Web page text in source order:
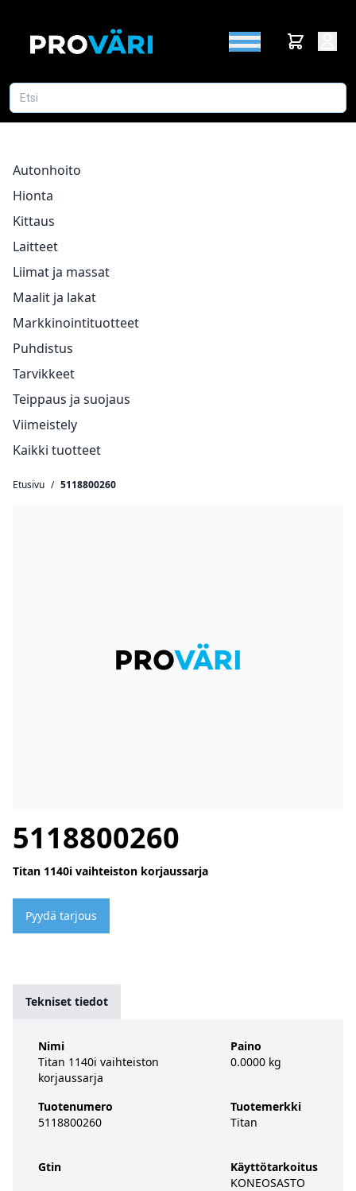
Autonhoito
Hionta
Kittaus
Laitteet
Liimat ja massat
Maalit ja lakat
Markkinointituotteet
Puhdistus
Tarvikkeet
Teippaus ja suojaus
Viimeistely
Kaikki tuotteet
Etusivu / 5118800260
5118800260
Titan 1140i vaihteiston korjaussarja
Pyydä tarjous
Tekniset tiedot
Nimi
Titan 1140i vaihteiston
korjaussarja
Tuotenumero
5118800260
Gtin
Paino
0.0000 kg
Tuotemerkki
Titan
Käyttötarkoitus
KONEOSASTO